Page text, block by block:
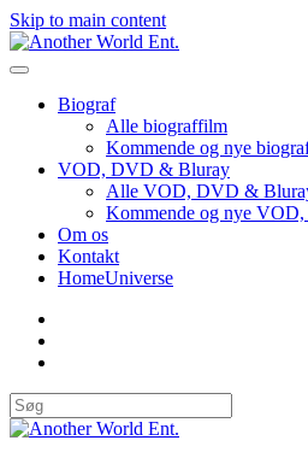
Skip to main content
Biograf
Alle biograffilm
Kommende og nye
VOD, DVD & Bluray
Alle VOD, DVD &
Kommende og nye
Om os
Kontakt
HomeUniverse